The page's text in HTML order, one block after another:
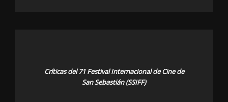
Críticas del 71 Festival Internacional de Cine de
San Sebastián (SSIFF)